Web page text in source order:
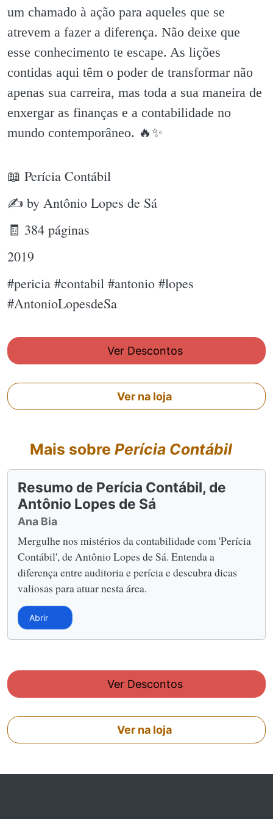
um chamado à ação para aqueles que se
atrevem a fazer a diferença. Não deixe que
esse conhecimento te escape. As lições
contidas aqui têm o poder de transformar não
apenas sua carreira, mas toda a sua maneira de
enxergar as finanças e a contabilidade no
mundo contemporâneo. 🔥✨️
📖 Perícia Contábil
✍ by Antônio Lopes de Sá
🧾 384 páginas
2019
#pericia #contabil #antonio #lopes
#AntonioLopesdeSa
Ver Descontos
Ver na loja
Mais sobre Perícia Contábil
Resumo de Perícia Contábil, de
Antônio Lopes de Sá
Ana Bia
Mergulhe nos mistérios da contabilidade com 'Perícia
Contábil', de Antônio Lopes de Sá. Entenda a
diferença entre auditoria e perícia e descubra dicas
valiosas para atuar nesta área.
Abrir
Ver Descontos
Ver na loja